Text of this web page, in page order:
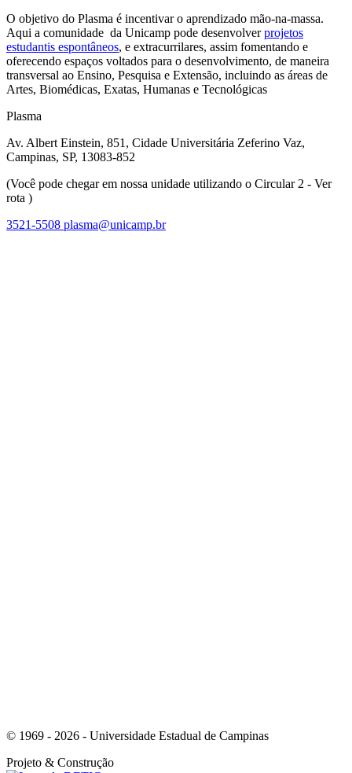
O objetivo do Plasma é incentivar o aprendizado mão-na-massa.
Aqui a comunidade da Unicamp pode desenvolverprojetos
estudantis espontâneos, e extracurrilares, assim fomentando e
oferecendo espaços voltados para o desenvolvimento, de maneira
transversal ao Ensino, Pesquisa e Extensão, incluindo as áreas de
Artes, Biomédicas, Exatas, Humanas e Tecnológicas
Plasma
Av. Albert Einstein, 851, Cidade Universitária Zeferino Vaz,
Campinas, SP, 13083-852
(Você pode chegar em nossa unidade utilizando o Circular 2 - Ver
rota )
3521-5508 plasma@unicamp.br
© 1969 - 2026 - Universidade Estadual de Campinas
Projeto & Construção